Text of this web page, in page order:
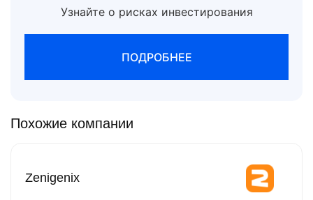
Узнайте о рисках инвестирования
ПОДРОБНЕЕ
Похожие компании
Zenigenix